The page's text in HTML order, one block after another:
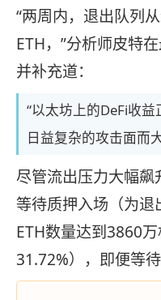
“两周内，退出队列
ETH，”分析师皮特
并补充道：
“以太坊上的DeFi收
日益复杂的攻击面而
尽管流出压力大幅
等待质押入场（为
ETH数量达到3860
31.72%），即便等